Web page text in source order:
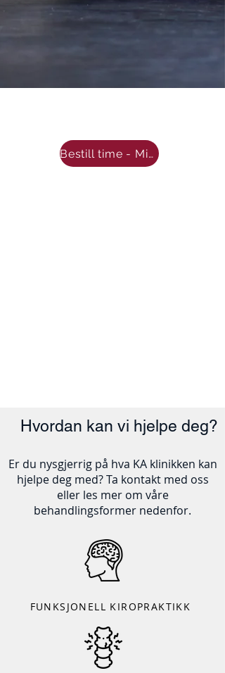
Bestill time - Min side
Hvordan kan vi hjelpe deg?
Er du nysgjerrig på hva KA klinikken kan
hjelpe deg med? Ta kontakt med oss
eller les mer om våre
behandlingsformer nedenfor.
FUNKSJONELL KIROPRAKTIKK